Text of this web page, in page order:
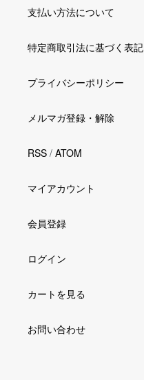
支払い方法について
特定商取引法に基づく表記
プライバシーポリシー
メルマガ登録・解除
RSS / ATOM
マイアカウント
会員登録
ログイン
カートを見る
お問い合わせ